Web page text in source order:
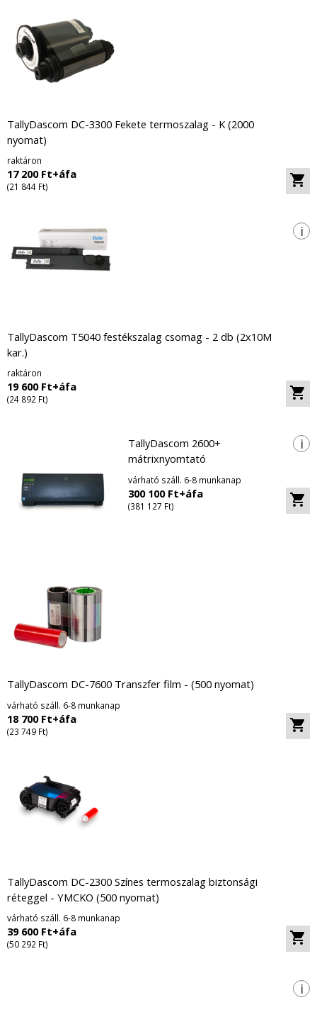
TallyDascom DC-3300 Fekete termoszalag - K (2000
nyomat)
raktáron
17 200 Ft+áfa
(21 844 Ft)
i
TallyDascom T5040 festékszalag csomag - 2 db (2x10M
kar.)
raktáron
19 600 Ft+áfa
(24 892 Ft)
i
TallyDascom 2600+
mátrixnyomtató
várható száll. 6-8 munkanap
300 100 Ft+áfa
(381 127 Ft)
TallyDascom DC-7600 Transzfer film - (500 nyomat)
várható száll. 6-8 munkanap
18 700 Ft+áfa
(23 749 Ft)
TallyDascom DC-2300 Színes termoszalag biztonsági
réteggel - YMCKO (500 nyomat)
várható száll. 6-8 munkanap
39 600 Ft+áfa
(50 292 Ft)
i